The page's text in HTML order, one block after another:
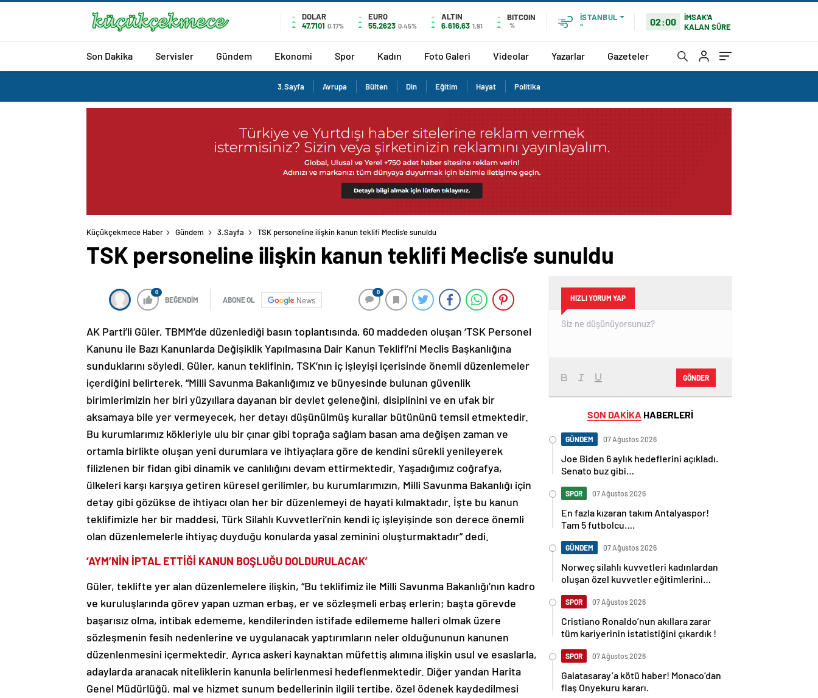
DOLAR
47,7101 0.17%
EURO
55,2623 0.45%
ALTIN
6.616,63 1,91
BITCOIN
%
İSTANBUL
°
02:00
İMSAK'A
KALAN SÜRE
Son Dakika Servisler Gündem Ekonomi Spor Kadın Foto Galeri Videolar Yazarlar Gazeteler
3.Sayfa Avrupa Bülten Din Eğitim Hayat Politika
Küçükçekmece Haber Gündem 3.Sayfa TSK personeline ilişkin kanun teklifi Meclis’e sunuldu
TSK personeline ilişkin kanun teklifi Meclis’e sunuldu
0
BEĞENDİM ABONE OL News
0
AK Parti’li Güler, TBMM’de düzenlediği basın toplantısında, 60 maddeden oluşan ‘TSK Personel
Kanunu ile Bazı Kanunlarda Değişiklik Yapılmasına Dair Kanun Teklifi’ni Meclis Başkanlığına
sunduklarını söyledi. Güler, kanun teklifinin, TSK’nın iç işleyişi içerisinde önemli düzenlemeler
içerdiğini belirterek, “Milli Savunma Bakanlığımız ve bünyesinde bulunan güvenlik
birimlerimizin her biri yüzyıllara dayanan bir devlet geleneğini, disiplinini ve en ufak bir
aksamaya bile yer vermeyecek, her detayı düşünülmüş kurallar bütününü temsil etmektedir.
Bu kurumlarımız kökleriyle ulu bir çınar gibi toprağa sağlam basan ama değişen zaman ve
ortamla birlikte oluşan yeni durumlara ve ihtiyaçlara göre de kendini sürekli yenileyerek
filizlenen bir fidan gibi dinamik ve canlılığını devam ettirmektedir. Yaşadığımız coğrafya,
ülkeleri karşı karşıya getiren küresel gerilimler, bu kurumlarımızın, Milli Savunma Bakanlığı için
detay gibi gözükse de ihtiyacı olan her bir düzenlemeyi de hayati kılmaktadır. İşte bu kanun
teklifimizle her bir maddesi, Türk Silahlı Kuvvetleri’nin kendi iç işleyişinde son derece önemli
olan düzenlemelerle ihtiyaç duyduğu konularda yasal zeminini oluşturmaktadır” dedi.
‘AYM’NİN İPTAL ETTİĞİ KANUN BOŞLUĞU DOLDURULACAK’
Güler, teklifte yer alan düzenlemelere ilişkin, “Bu teklifimiz ile Milli Savunma Bakanlığı’nın kadro
ve kuruluşlarında görev yapan uzman erbaş, er ve sözleşmeli erbaş erlerin; başta görevde
başarısız olma, intibak edememe, kendilerinden istifade edilememe halleri olmak üzere
sözleşmenin fesih nedenlerine ve uygulanacak yaptırımların neler olduğununun kanunen
düzenlenmesini içermektedir. Ayrıca askeri kaynaktan müfettiş alımına ilişkin usul ve esaslarla,
adaylarda aranacak niteliklerin kanunla belirlenmesi hedeflenmektedir. Diğer yandan Harita
Genel Müdürlüğü, mal ve hizmet sunum bedellerinin ilgili tertibe, özel ödenek kaydedilmesi
HIZLI YORUM YAP
GÖNDER
SON DAKİKA HABERLERİ
GÜNDEM 07 Ağustos 2026
Joe Biden 6 aylık hedeflerini açıkladı.
Senato buz gibi…
SPOR 07 Ağustos 2026
En fazla kızaran takım Antalyaspor!
Tam 5 futbolcu….
GÜNDEM 07 Ağustos 2026
Norweç silahlı kuvvetleri kadınlardan
oluşan özel kuvvetler eğitimlerini
SPOR 07 Ağustos 2026
Cristiano Ronaldo’nun akıllara zarar
tüm kariyerinin istatistiğini çıkardık !
SPOR 07 Ağustos 2026
Galatasaray’a kötü haber! Monaco’dan
flaş Onyekuru kararı.